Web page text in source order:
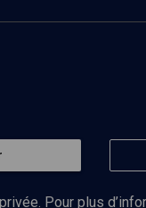
Pour plus